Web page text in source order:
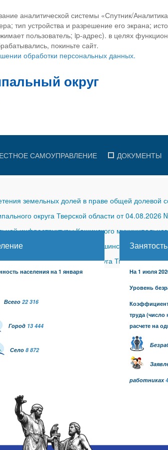
аналитической системы «Спутник/
тип устройства и разрешение его экрана;
пользователь; ip-адрес). в целях
покиньте сайт.
обработки персональных данных.
САМОУПРАВЛЕНИЕ ДОКУМЕНТЫ
земельных долей в праве общей долевой
округа Тверской области от 04.08.2026
инфраструктуры Кашинского
сельского поселения Кашинского района
муниципального округа Тверской
населения на 1 января
Всего 22 316
Город 13 444
Село 8 872
Занятость
На 1 июля
Уровень
труда(число
расчете на
работниках